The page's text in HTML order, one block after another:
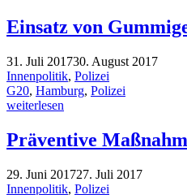
Einsatz von
31. Juli 201730. August 2017
Innenpolitik, Polizei
G20, Hamburg, Polizei
weiterlesen
Präventive
29. Juni 201727. Juli 2017
Innenpolitik, Polizei